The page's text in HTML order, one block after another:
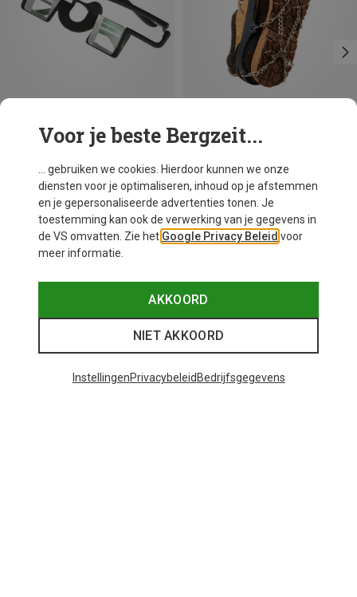
Je bespaart 35% Je bespaart 15%
Voor je beste Bergzeit...
... gebruiken we cookies. Hierdoor kunnen we onze
diensten voor je optimaliseren, inhoud op je afstemmen
en je gepersonaliseerde advertenties tonen. Je
toestemming kan ook de verwerking van je gegevens in
de VS omvatten. Zie het Google Privacy Beleid voor
meer informatie.
AKKOORD
NIET AKKOORD
InstellingenPrivacybeleid Bedrijfsgegevens